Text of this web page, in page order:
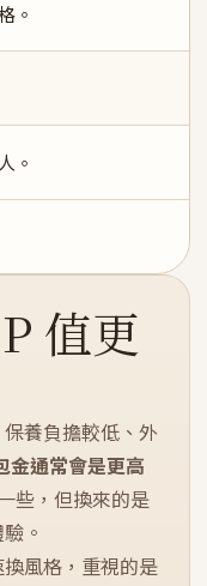
。
。
值更
養負擔較低、外
金通常會是更高
些，但換來的是
。
風格，重視的是